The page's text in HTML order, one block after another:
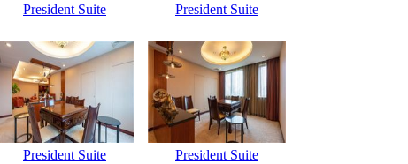
President Suite President Suite
President Suite President Suite